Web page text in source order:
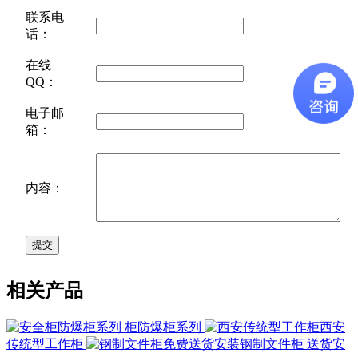
联系电
话：
在线
QQ：
电子邮
箱：
内容：
相关产品
柜防爆柜系列
西安
传统型工作柜
钢制文件柜 送货安